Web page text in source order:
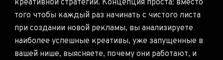
креативной стратегии. Концепция проста: вместо
того чтобы каждый раз начинать с чистого листа
при создании новой рекламы, вы анализируете
наиболее успешные креативы, уже запущенные в
вашей нише, выясняете, почему они работают, и